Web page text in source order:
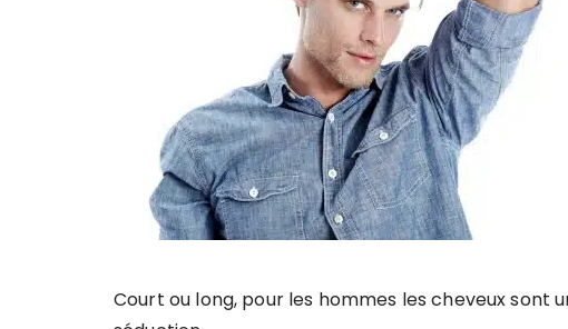
Court ou long, pour les hommes les cheveux sont